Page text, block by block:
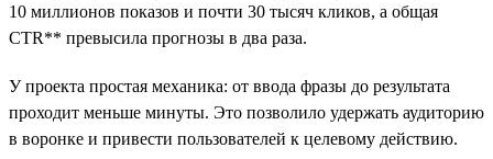
10 миллионов показов и почти 30 тысяч кликов, а общая
CTR** превысила прогнозы в два раза.
У проекта простая механика: от ввода фразы до результата
проходит меньше минуты. Это позволило удержать аудиторию
в воронке и привести пользователей к целевому действию.